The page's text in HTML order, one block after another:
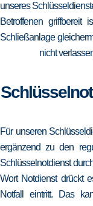
unseres
Betroffenen griffbereit
Schließanlage
nicht
Für unseren
ergänzend zu den
Schlüsselnotdienst
Wort Notdienst drückt
Notfall eintritt. Das